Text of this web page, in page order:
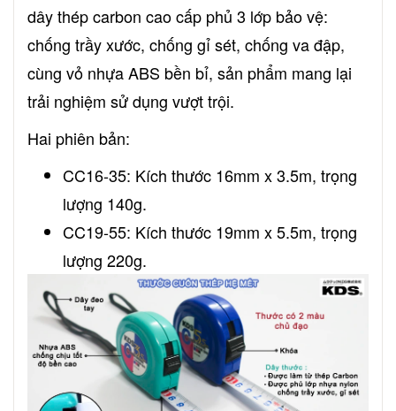
dây thép carbon cao cấp phủ 3 lớp bảo vệ:
chống trầy xước, chống gỉ sét, chống va đập,
cùng vỏ nhựa ABS bền bỉ, sản phẩm mang lại
trải nghiệm sử dụng vượt trội.
Hai phiên bản:
CC16-35: Kích thước 16mm x 3.5m, trọng
lượng 140g.
CC19-55: Kích thước 19mm x 5.5m, trọng
lượng 220g.